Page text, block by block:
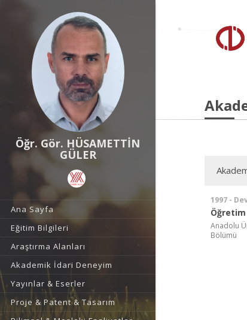
Öğr. Gör. HÜSAMETTİN
GÜLER
Ana Sayfa
Eğitim Bilgileri
Araştırma Alanları
Akademik İdari Deneyim
Yayınlar & Eserler
Proje & Patent & Tasarım
1997 -
Anadolu
Bölümü